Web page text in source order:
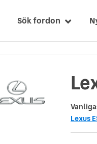
Sök fordon
Lexus